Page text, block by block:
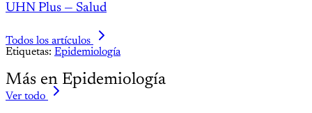
UHN Plus — Salud
Todos los artículos
Etiquetas: Epidemiología
Más en Epidemiología
Ver todo